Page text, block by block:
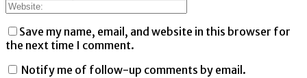
Save my name, email, and website in this browser for
the next time I comment.
Notify me of follow-up comments by email.